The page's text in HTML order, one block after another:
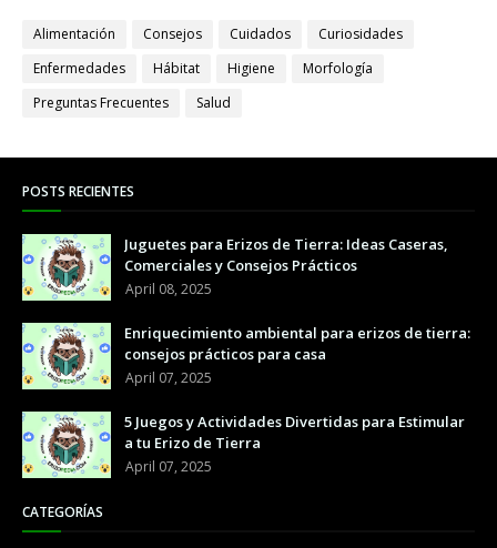
Alimentación Consejos Cuidados
Curiosidades
Enfermedades
Hábitat Higiene
Morfología
Preguntas Frecuentes
Salud
POSTS RECIENTES
Juguetes para Erizos de Tierra: Ideas Caseras,
Comerciales y Consejos Prácticos
April 08, 2025
Enriquecimiento ambiental para erizos de tierra:
consejos prácticos para casa
April 07, 2025
5 Juegos y Actividades Divertidas para Estimular
a tu Erizo de Tierra
April 07, 2025
CATEGORÍAS